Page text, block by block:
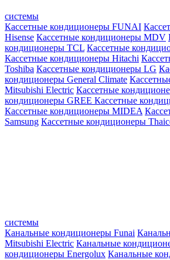
системы
Кассетные кондиционеры FUNAI
Hisense Кассетные кондиционеры MDV
кондиционеры TCL Кассетные
Кассетные кондиционеры Hitachi
Toshiba Кассетные кондиционеры LG
кондиционеры General Climate
Mitsubishi Electric Кассетные
кондиционеры GREE Кассетные
Кассетные кондиционеры MIDEA
Samsung Кассетные кондиционеры
системы
Канальные кондиционеры Funai
Mitsubishi Electric Канальные
кондиционеры Energolux Канальные